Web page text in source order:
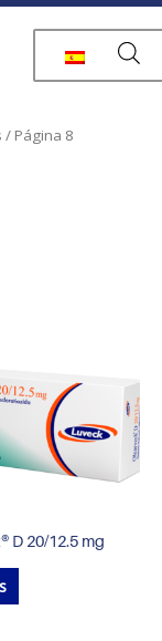
/ Página 8
D 20/12.5 mg